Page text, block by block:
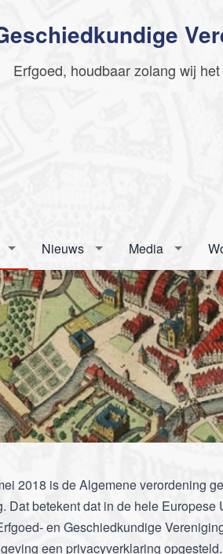
Erfgoed, houdbaar zolang wij
Nieuws Media
2018 is de Algemene verordening
Dat betekent dat in de hele
en Geschiedkundige
een privacyverklaring